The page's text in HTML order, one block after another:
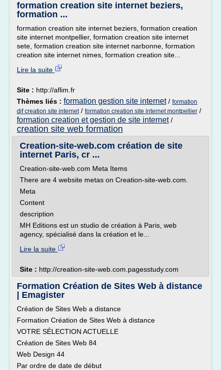
formation creation site internet beziers,
formation ...
formation creation site internet beziers, formation creation
site internet montpellier, formation creation site internet
sete, formation creation site internet narbonne, formation
creation site internet nimes, formation creation site...
Lire la suite
Site : http://aflim.fr
Thèmes liés : formation gestion site internet/ formation
dif creation site internet/ formation creation site internet montpellier /
formation creation et gestion de site internet/
creation site web formation
Creation-site-web.com création de site
internet Paris, cr ...
Creation-site-web.com Meta Items
There are 4 website metas on Creation-site-web.com.
Meta
Content
description
MH Editions est un studio de création à Paris, web
agency, spécialisé dans la création et le...
Lire la suite
Site : http://creation-site-web.com.pagesstudy.com
Formation Création de Sites Web à distance
| Emagister
Création de Sites Web a distance
Formation Création de Sites Web à distance
VOTRE SÉLECTION ACTUELLE
Création de Sites Web 84
Web Design 44
Par ordre de date de début